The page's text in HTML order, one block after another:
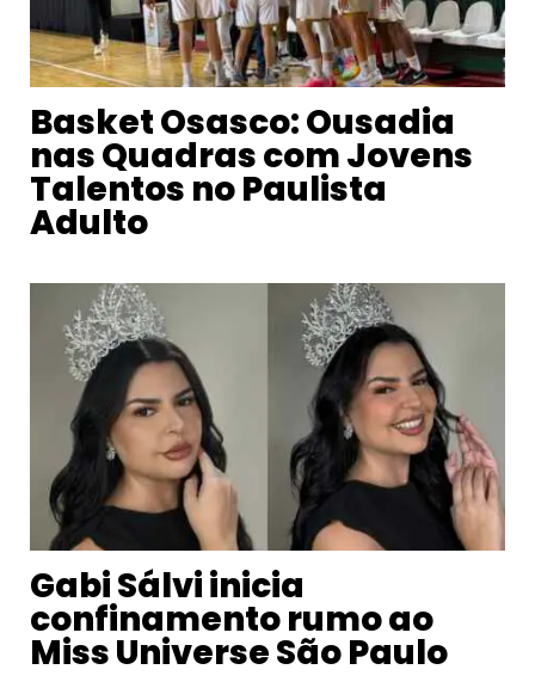
Basket Osasco: Ousadia
nas Quadras com Jovens
Talentos no Paulista
Adulto
Gabi Sálvi inicia
confinamento rumo ao
Miss Universe São Paulo